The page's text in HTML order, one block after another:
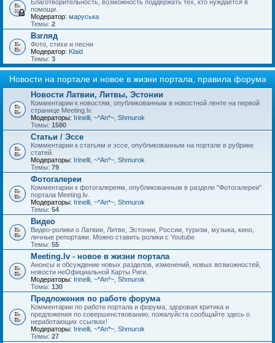
Благотворительность, возможность поддержать тех, кто нуждается в
помощи.
Модератор: маруська
Темы: 2
Взгляд
Фото, стихи и песни
Модератор: Klaid
Темы: 3
Новости на портале и новое в жизни портала, правила форума
Новости Латвии, Литвы, Эстонии
Комментарии к новостям, опубликованным в новостной ленте на первой
странице Meeting.lv.
Модераторы: Irinelli ~*An*~ Shmurok
Темы: 1580
Статьи / Эссе
Комментарии к статьям и эссе, опубликованным на портале в рубрике
статей.
Модераторы: Irinelli ~*An*~ Shmurok
Темы: 79
Фотогалереи
Комментарии к фотогалереям, опубликованным в разделе "Фотогалереи"
портала Meeting.lv.
Модераторы: Irinelli ~*An*~ Shmurok
Темы: 54
Видео
Видео-ролики о Латвии, Литве, Эстонии, России, туризм, музыка, кино,
личные репортажи. Можно ставить ролики с Youtube
Темы: 55
Meeting.lv - новое в жизни портала
Анонсы и обсуждение новых разделов, изменений, новых возможностей,
новости неОфициальной Карты Риги.
Модераторы: Irinelli ~*An*~ Shmurok
Темы: 130
Предложения по работе форума
Комментарии по работе портала и форума, здоровая критика и
предложения по совершенствованию, пожалуйста сообщайте здесь о
неработающих ссылках!
Модераторы: Irinelli ~*An*~ Shmurok
Темы: 27